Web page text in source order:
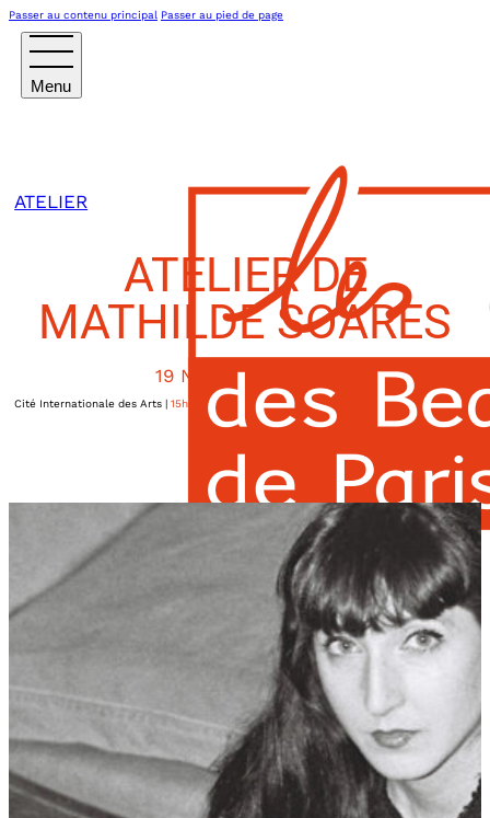
Passer au contenu principal Passer au pied de page
ATELIER
ATELIER DE
MATHILDE SOARES
19 NOVEMBRE 2024
Cité Internationale des Arts
15h00
15, rue de l’Abreuvoir